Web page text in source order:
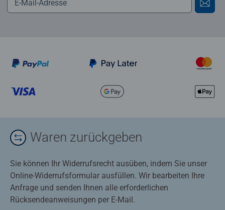
Waren zurückgeben
Sie können Ihr Widerrufsrecht ausüben, indem Sie unser
Online-Widerrufsformular ausfüllen. Wir bearbeiten Ihre
Anfrage und senden Ihnen alle erforderlichen
Rücksendeanweisungen per E-Mail.